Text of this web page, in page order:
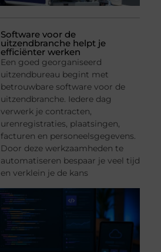
Software voor de
uitzendbranche helpt je
efficiënter werken
Een goed georganiseerd
uitzendbureau begint met
betrouwbare software voor de
uitzendbranche. Iedere dag
verwerk je contracten,
urenregistraties, plaatsingen,
facturen en personeelsgegevens.
Door deze werkzaamheden te
automatiseren bespaar je veel tijd
en verklein je de kans